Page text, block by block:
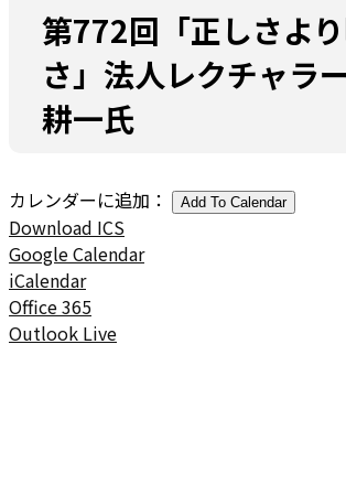
第772回「正しさよ
さ」法人レクチャ
耕一氏
カレンダーに追加： Add To Calendar
Download ICS
Google Calendar
iCalendar
Office 365
Outlook Live